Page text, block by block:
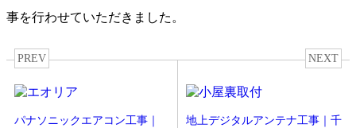
事を行わせていただきました。
PREV
パナソニックエアコン工事｜
NEXT
地上デジタルアンテナ工事｜千